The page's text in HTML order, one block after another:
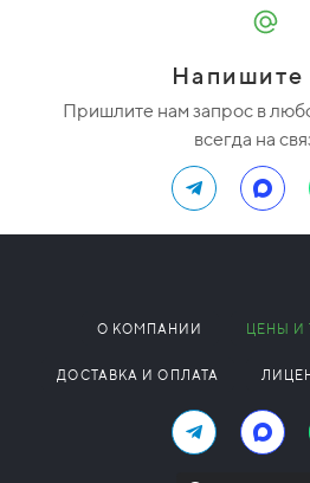
Напишите
Пришлите нам запрос в
всегда на
О КОМПАНИИ ЦЕНЫ
ДОСТАВКА И ОПЛАТА